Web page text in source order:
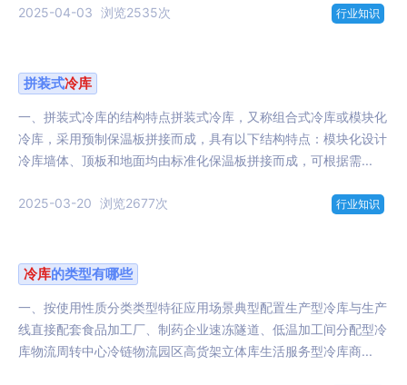
2025-04-03 浏览2535次 行业知识
拼装式冷库
一、拼装式冷库的结构特点拼装式冷库，又称组合式冷库或模块化
冷库，采用预制保温板拼接而成，具有以下结构特点：模块化设计
冷库墙体、顶板和地面均由标准化保温板拼接而成，可根据需...
2025-03-20 浏览2677次 行业知识
冷库的类型有哪些
一、按使用性质分类类型特征应用场景典型配置生产型冷库与生产
线直接配套食品加工厂、制药企业速冻隧道、低温加工间分配型冷
库物流周转中心冷链物流园区高货架立体库生活服务型冷库商...